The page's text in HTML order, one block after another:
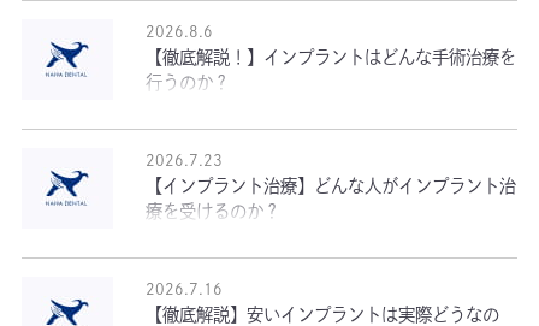
2026.8.6
【徹底解説！】インプラントはどんな手術治療を
行うのか？
2026.7.23
【インプラント治療】どんな人がインプラント治
療を受けるのか？
2026.7.16
【徹底解説】安いインプラントは実際どうなの